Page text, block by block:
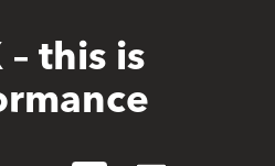
– this is